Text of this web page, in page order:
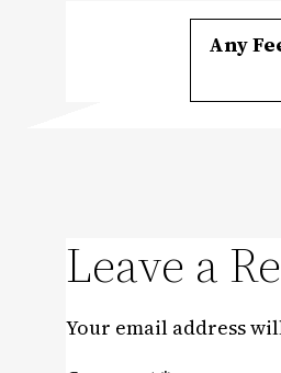
Any
Leave a
Your email address